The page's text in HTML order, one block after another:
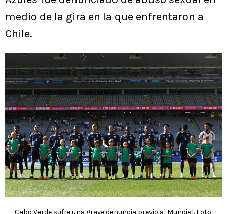
medio de la gira en la que enfrentaron a
Chile.
Cabo Verde sufre una grave denuncia previo al Mundial. Foto: